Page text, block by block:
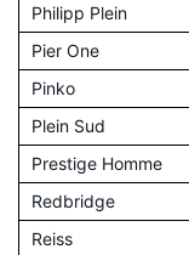
Philipp Plein
Pier One
Pinko
Plein Sud
Prestige Homme
Redbridge
Reiss